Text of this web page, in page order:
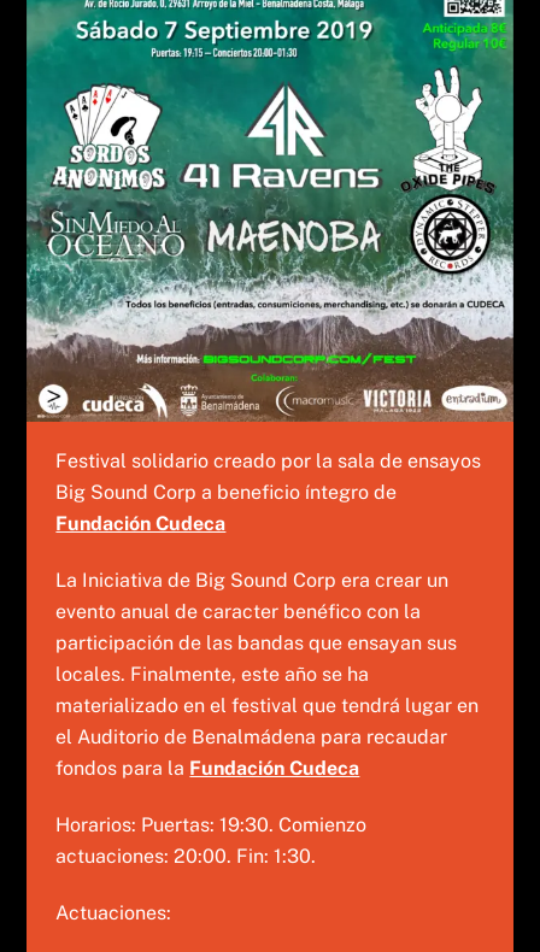
Festival solidario creado por la sala de ensayos
Big Sound Corp a beneficio íntegro de
Fundación Cudeca
La Iniciativa de Big Sound Corp era crear un
evento anual de caracter benéfico con la
participación de las bandas que ensayan sus
locales. Finalmente, este año se ha
materializado en el festival que tendrá lugar en
el Auditorio de Benalmádena para recaudar
fondos para la Fundación Cudeca
Horarios: Puertas: 19:30. Comienzo
actuaciones: 20:00. Fin: 1:30.
Actuaciones: